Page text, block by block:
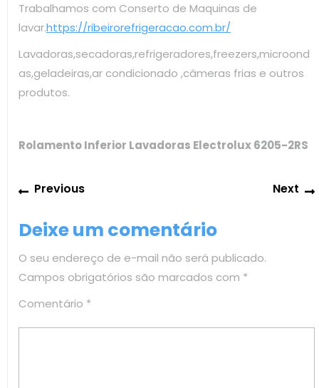
Trabalhamos com Conserto de Maquinas de
lavar.https://ribeirorefrigeracao.com.br/
Lavadoras,secadoras,refrigeradores,freezers,microond
as,geladeiras,ar condicionado ,câmeras frias e outros
produtos.
Rolamento Inferior Lavadoras Electrolux 6205-2RS
Navegação
de
Post
PreviousPrevious
Next
Deixe um comentário
O seu endereço de e-mail não será publicado.
Campos obrigatórios são marcados com *
Comentário *